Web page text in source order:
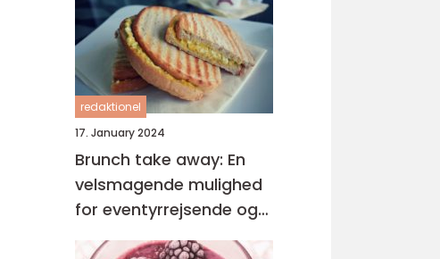
frokost
redaktionel
17. January 2024
Brunch take away: En
velsmagende mulighed
for eventyrrejsende og
backpackere